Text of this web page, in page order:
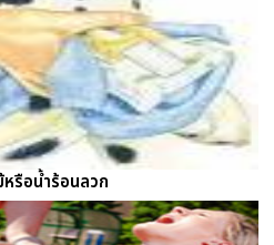
รือน้ำร้อนลวก